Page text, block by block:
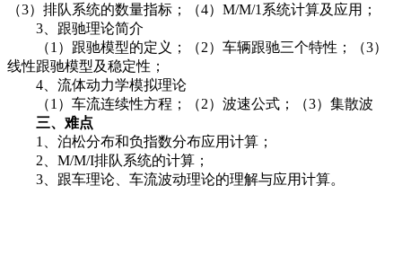
（3）排队系统的数量指标；（4）M/M/1系统计算及应用；
3、跟驰理论简介
（1）跟驰模型的定义；（2）车辆跟驰三个特性；（3）
线性跟驰模型及稳定性；
4、流体动力学模拟理论
（1）车流连续性方程；（2）波速公式；（3）集散波
三、难点
1、泊松分布和负指数分布应用计算；
2、M/M/I排队系统的计算；
3、跟车理论、车流波动理论的理解与应用计算。